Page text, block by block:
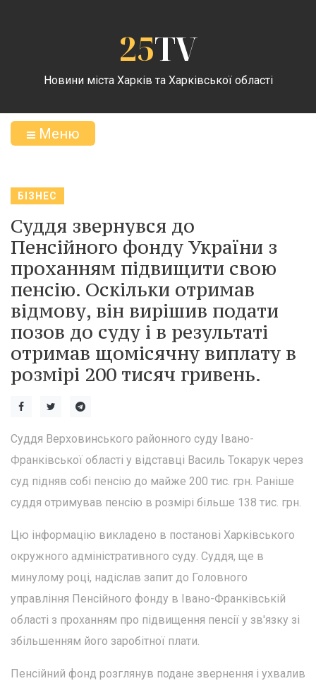
25TV
Новини міста Харків та Харківської області
Меню
БІЗНЕС
Суддя звернувся до
Пенсійного фонду України з
проханням підвищити свою
пенсію. Оскільки отримав
відмову, він вирішив подати
позов до суду і в результаті
отримав щомісячну виплату в
розмірі 200 тисяч гривень.
Суддя Верховинського районного суду Івано-
Франківської області у відставці Василь Токарук через
суд підняв собі пенсію до майже 200 тис. грн. Раніше
суддя отримував пенсію в розмірі більше 138 тис. грн.
Цю інформацію викладено в постанові Харківського
окружного адміністративного суду. Суддя, ще в
минулому році, надіслав запит до Головного
управління Пенсійного фонду в Івано-Франківській
області з проханням про підвищення пенсії у зв'язку зі
збільшенням його заробітної плати.
Пенсійний фонд розглянув подане звернення і ухвалив